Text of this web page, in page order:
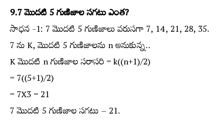
9.7 మొదటి 5 గుణిజాల సగటు ఎంత?
సాధన -1: 7 మొదటి 5 గుణిజాలు వరుసగా 7, 14, 21, 28, 35.
7 ను K, మొదటి 5 గుణిజాలను n అనుకున్న..
K మొదటి n గుణిజాల సరాసరి = k((n+1)/2)
= 7((5+1)/2)
= 7X3 = 21
7 మొదటి 5 గుణిజాల సగటు – 21.